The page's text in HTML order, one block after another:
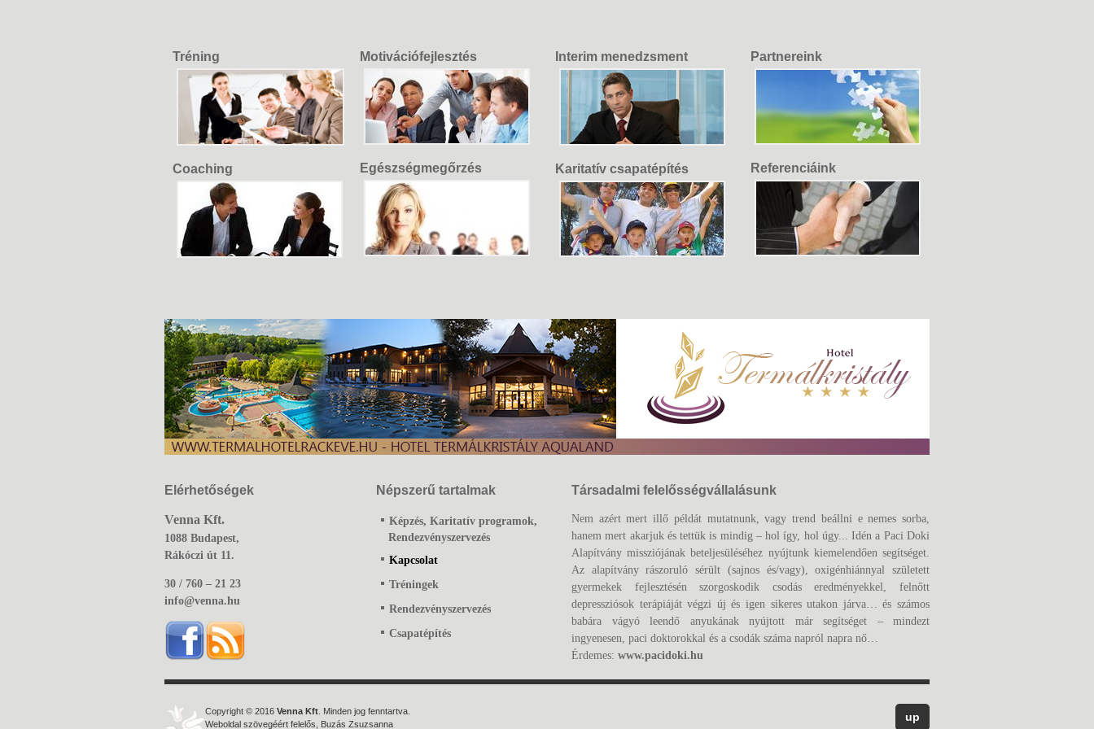
Tréning
Coaching
Motivációfejlesztés
Egészségmegőrzés
Interim menedzsment
Karitatív csapatépítés
Partnereink
Referenciáink
Elérhetőségek
Venna Kft.
1088 Budapest,
Rákóczi út 11.
30 / 760 – 21 23
info@venna.hu
Népszerű tartalmak
Képzés, Karitatív programok,
Rendezvényszervezés
Kapcsolat
Tréningek
Rendezvényszervezés
Csapatépítés
Társadalmi felelősségvállalásunk
Nem azért mert illő példát mutatnunk, vagy trend beállni e nemes sorba,
hanem mert akarjuk és tettük is mindig – hol így, hol úgy... Idén a Paci Doki
Alapítvány missziójának beteljesüléséhez nyújtunk kiemelendően segítséget.
Az alapítvány rászoruló sérült (sajnos és/vagy), oxigénhiánnyal született
gyermekek fejlesztésén szorgoskodik csodás eredményekkel, felnőtt
depressziósok terápiáját végzi új és igen sikeres utakon járva… és számos
babára vágyó leendő anyukának nyújtott már segítséget – mindezt
ingyenesen, paci doktorokkal és a csodák száma napról napra nő…
Érdemes: www.pacidoki.hu
Copyright © 2016 Venna Kft . Minden jog fenntartva.
Weboldal szövegéért felelős, Buzás Zsuzsanna
up